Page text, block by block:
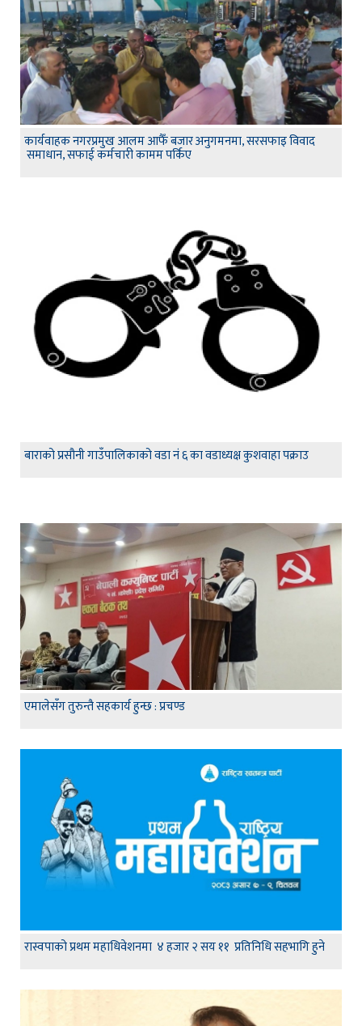
कार्यवाहक नगरप्रमुख आलम आफैँ बजार अनुगमनमा, सरसफाइ विवाद
समाधान, सफाई कर्मचारी कामम पर्किए
बाराको प्रसौनी गाउँपालिकाको वडा नं ६ का वडाध्यक्ष कुशवाहा पक्राउ
एमालेसँग तुरुन्तै सहकार्य हुन्छ : प्रचण्ड
रास्वपाको प्रथम महाधिवेशनमा ४ हजार २ सय ११ प्रतिनिधि सहभागि हुने